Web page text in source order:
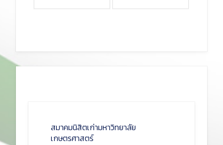
สมาคมนิสิตเก่ามหาวิทยาลัย
เกษตรศาสตร์